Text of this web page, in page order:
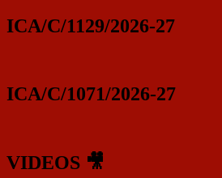
ICA/C/1129/2026-27
ICA/C/1071/2026-27
VIDEOS 🎥